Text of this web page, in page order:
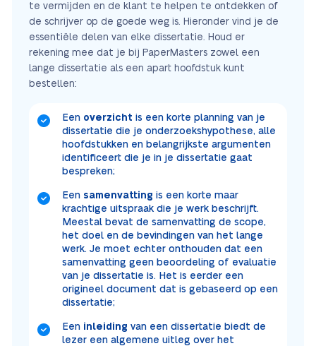
te vermijden en de klant te helpen te ontdekken of
de schrijver op de goede weg is. Hieronder vind je de
essentiële delen van elke dissertatie. Houd er
rekening mee dat je bij PaperMasters zowel een
lange dissertatie als een apart hoofdstuk kunt
bestellen:
Een overzicht is een korte planning van je
dissertatie die je onderzoekshypothese, alle
hoofdstukken en belangrijkste argumenten
identificeert die je in je dissertatie gaat
bespreken;
Een samenvatting is een korte maar
krachtige uitspraak die je werk beschrijft.
Meestal bevat de samenvatting de scope,
het doel en de bevindingen van het lange
werk. Je moet echter onthouden dat een
samenvatting geen beoordeling of evaluatie
van je dissertatie is. Het is eerder een
origineel document dat is gebaseerd op een
dissertatie;
Een inleiding van een dissertatie biedt de
lezer een algemene uitleg over het